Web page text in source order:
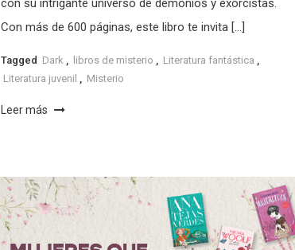
con su intrigante universo de demonios y exorcistas.
Con más de 600 páginas, este libro te invita […]
Tagged Dark libros de misterio Literatura fantástica
Literatura juvenil
Misterio
Leer más